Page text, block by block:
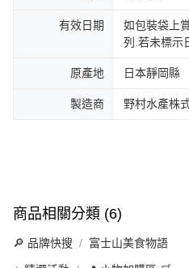
有效日期
如包裝袋上
列.若未標示
原產地 日本靜岡縣
製造商 野村水產株
商品相關分類 (6)
🔎 品牌快搜 富士山美食物語